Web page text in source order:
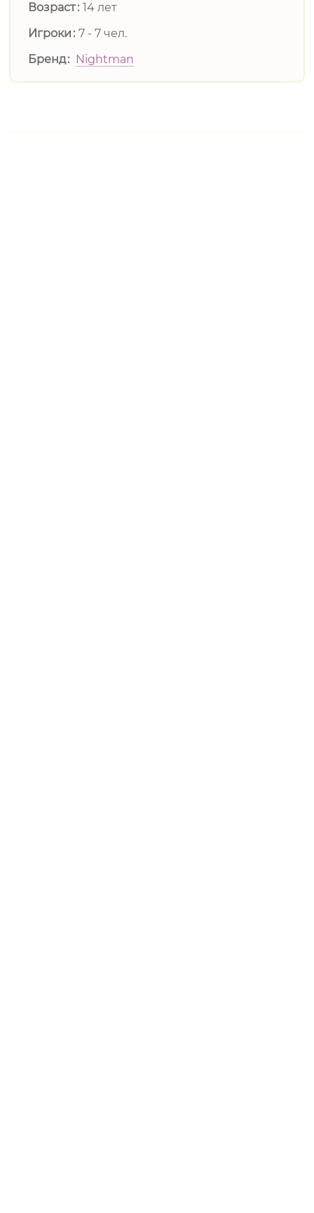
Возраст 14 лет
Игроки 7 - 7 чел.
Бренд
Nightman